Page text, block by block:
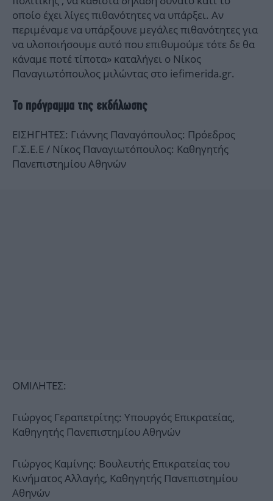
οποίο έχει λίγες πιθανότητες να υπάρξει. Αν
περιμέναμε να υπάρξουνε μεγάλες πιθανότητες για
να υλοποιήσουμε αυτό που επιθυμούμε τότε δε θα
κάναμε ποτέ τίποτα» καταλήγει ο Νίκος
Παναγιωτόπουλος μιλώντας στο iefimerida.gr.
Το πρόγραμμα της εκδήλωσης
ΕΙΣΗΓΗΤΕΣ: Γιάννης Παναγόπουλος: Πρόεδρος
Γ.Σ.Ε.Ε / Νίκος Παναγιωτόπουλος: Καθηγητής
Πανεπιστημίου Αθηνών
ΟΜΙΛΗΤΕΣ:
Γιώργος Γεραπετρίτης: Υπουργός Επικρατείας,
Καθηγητής Πανεπιστημίου Αθηνών
Γιώργος Καμίνης: Βουλευτής Επικρατείας του
Κινήματος Αλλαγής, Καθηγητής Πανεπιστημίου
Αθηνών